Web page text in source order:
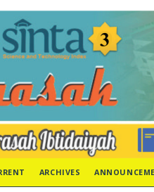
ARCHIVES